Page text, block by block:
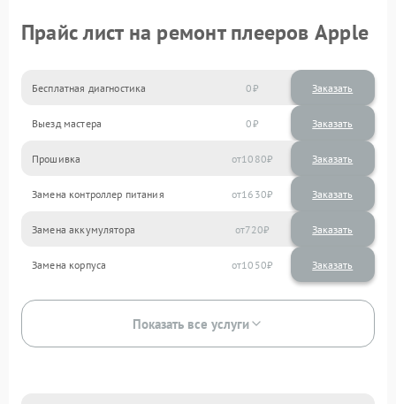
Прайс лист на ремонт плееров Apple
Бесплатная диагностика 0 Заказать
Выезд мастера 0 Заказать
Прошивка 1080
Замена контроллер питания 1630
Замена аккумулятора 720
Замена корпуса 1050
Показать все услуги